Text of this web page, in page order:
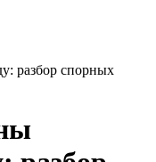
разбор спорных